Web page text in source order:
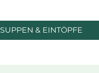
SUPPEN & EINTÖPFE